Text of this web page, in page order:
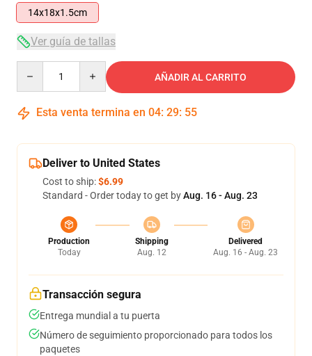
14x18x1.5cm
Ver guía de tallas
AÑADIR AL CARRITO
Esta venta termina en 04: 29: 54
Deliver to United States
Cost to ship:$6.99
Standard - Order today to get byAug. 16 - Aug. 23
Production
Today
Shipping
Aug. 12
Delivered
Aug. 16 - Aug. 23
Transacción segura
Entrega mundial a tu puerta
Número de seguimiento proporcionado para todos los
paquetes